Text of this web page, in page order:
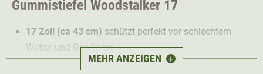
Gummistiefel Woodstalker 17
17 Zoll (ca 43 cm) schützt perfekt vor schlechtem
Wetter und Gewässer
Obermaterial aus besonderslanglebigem,
MEHR ANZEIGEN +